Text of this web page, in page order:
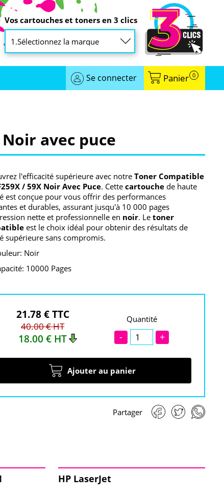
Vos cartouches et toners en 3 clics
Se connecter Panier 0
avec puce
l'efficacité supérieure avec notre Toner Compatible
/ 59X Noir Avec Puce. Cette cartouchede haute
est conçue pour vous offrir des performances
et durables, assurant jusqu'à 10 000 pages
nette et professionnelle en noir. Le toner
est le choix idéal pour obtenir des résultats de
supérieure sans compromis.
Noir
10000 Pages
21.78 € TTC
40.00 € HT
18.00 € HT
Quantité
- +
Ajouter au panier
Partager
HP LaserJet